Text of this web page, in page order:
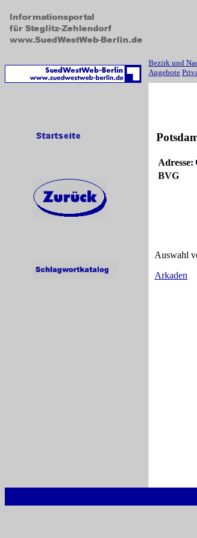
Bezirk und
Angebote
Adresse:
BVG
Auswahl
Arkaden